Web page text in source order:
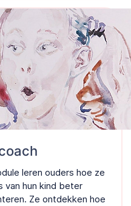
leren ouders hoe ze
van hun kind beter
Ze ontdekken hoe